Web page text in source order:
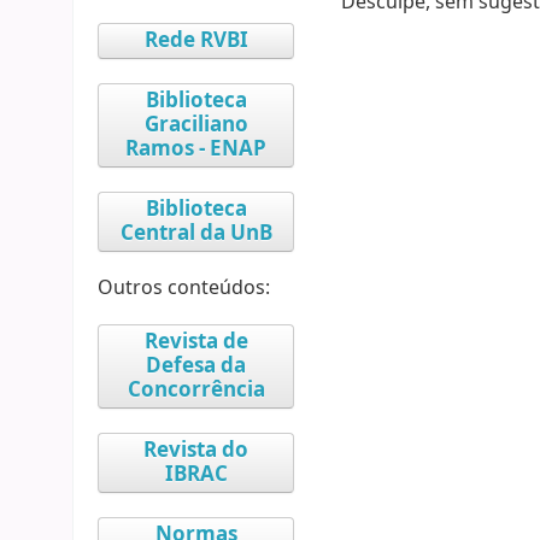
Rede RVBI
Biblioteca
Graciliano
Ramos - ENAP
Biblioteca
Central da UnB
Outros conteúdos:
Revista de
Defesa da
Concorrência
Revista do
IBRAC